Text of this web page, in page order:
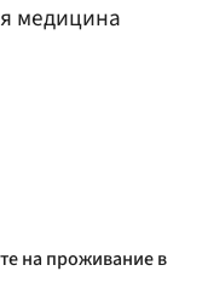
медицина
на проживание в